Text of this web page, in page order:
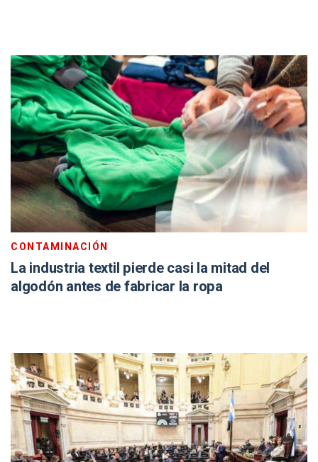
CONTAMINACIÓN
La industria textil pierde casi la mitad del
algodón antes de fabricar la ropa